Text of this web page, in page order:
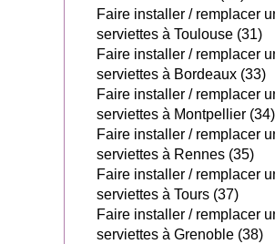
Faire installer / remplacer
serviettes à Toulouse (31)
Faire installer / remplacer
serviettes à Bordeaux (33)
Faire installer / remplacer
serviettes à Montpellier (34)
Faire installer / remplacer
serviettes à Rennes (35)
Faire installer / remplacer
serviettes à Tours (37)
Faire installer / remplacer
serviettes à Grenoble (38)